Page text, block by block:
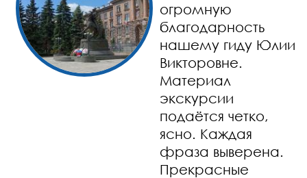
огромную
благодарность
нашему гиду Юлии
Викторовне.
Материал
экскурсии
подаётся четко,
ясно. Каждая
фраза выверена.
Прекрасные